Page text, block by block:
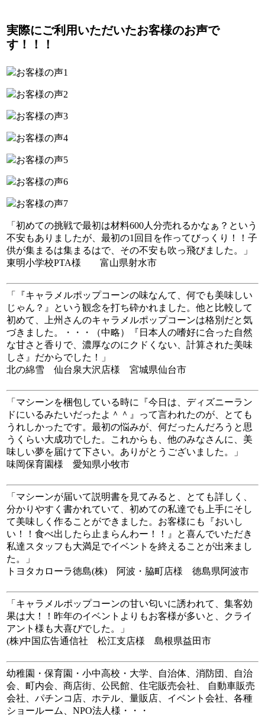
実際にご利用いただいたお客様のお声で
す！！！
「初めての挑戦で最初は材料600人分売れるかなぁ？という
不安もありましたが、最初の1回目を作ってびっくり！！子
供が集まるは集まるはで、その不安も吹っ飛びました。」
東明小学校PTA様 富山県射水市
「『キャラメルポップコーンの味なんて、何でも美味しい
じゃん？』という観念を打ち砕かれました。他と比較して
初めて、上州さんのキャラメルポップコーンは格別だと気
づきました。・・・（中略）『日本人の嗜好に合った自然
な甘さと香りで、濃厚なのにクドくない、計算された美味
しさ』だからでした！」
北の綿雪 仙台泉大沢店様 宮城県仙台市
「マシーンを梱包している時に『今日は、ディズニーラン
ドにいるみたいだったよ＾＾』って言われたのが、とても
うれしかったです。最初の悩みが、何だったんだろうと思
うくらい大成功でした。これからも、他のみなさんに、美
味しい夢を届けて下さい。ありがとうございました。」
味岡保育園様 愛知県小牧市
「マシーンが届いて説明書を見てみると、とても詳しく、
分かりやすく書かれていて、初めての私達でも上手にそし
て美味しく作ることができました。お客様にも『おいし
い！！食べ出したら止まらんわー！！』と喜んでいただき
私達スタッフも大満足でイベントを終えることが出来まし
た。」
トヨタカローラ徳島(株) 阿波・脇町店様 徳島県阿波市
「キャラメルポップコーンの甘い匂いに誘われて、集客効
果は大！！昨年のイベントよりもお客様が多いと、クライ
アント様も大喜びでした。」
(株)中国広告通信社 松江支店様 島根県益田市
幼稚園・保育園・小中高校・大学、自治体、消防団、自治
会、町内会、商店街、公民館、住宅販売会社、 自動車販売
会社、パチンコ店、ホテル、量販店、イベント会社、各種
ショールーム、NPO法人様・・・